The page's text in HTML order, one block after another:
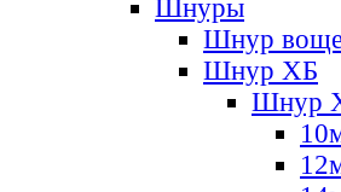
Шнуры
Шнур
Шнур ХБ
Шнур